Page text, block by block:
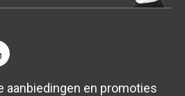
aanbiedingen en promoties